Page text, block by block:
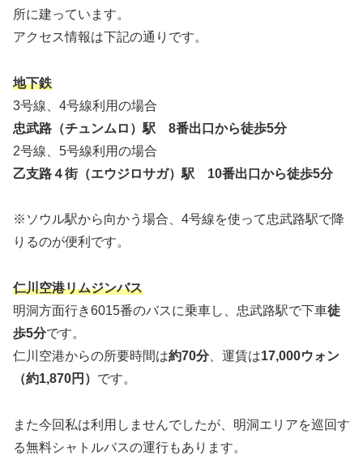
所に建っています。
アクセス情報は下記の通りです。
地下鉄
3号線、4号線利用の場合
忠武路（チュンムロ）駅 8番出口から徒歩5分
2号線、5号線利用の場合
乙支路４街（エウジロサガ）駅 10番出口から徒歩5分
※ソウル駅から向かう場合、4号線を使って忠武路駅で降
りるのが便利です。
仁川空港リムジンバス
明洞方面行き6015番のバスに乗車し、忠武路駅で下車徒
歩5分です。
仁川空港からの所要時間は約70分、運賃は17,000ウォン
（約1,870円） です。
また今回私は利用しませんでしたが、明洞エリアを巡回す
る無料シャトルバスの運行もあります。